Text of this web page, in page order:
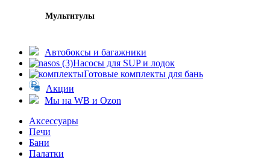
Мультитулы
Автобоксы и багажники
Насосы для SUP и лодок
Готовые комплекты для бань
Акции
Мы на WB и Ozon
Аксессуары
Печи
Бани
Палатки